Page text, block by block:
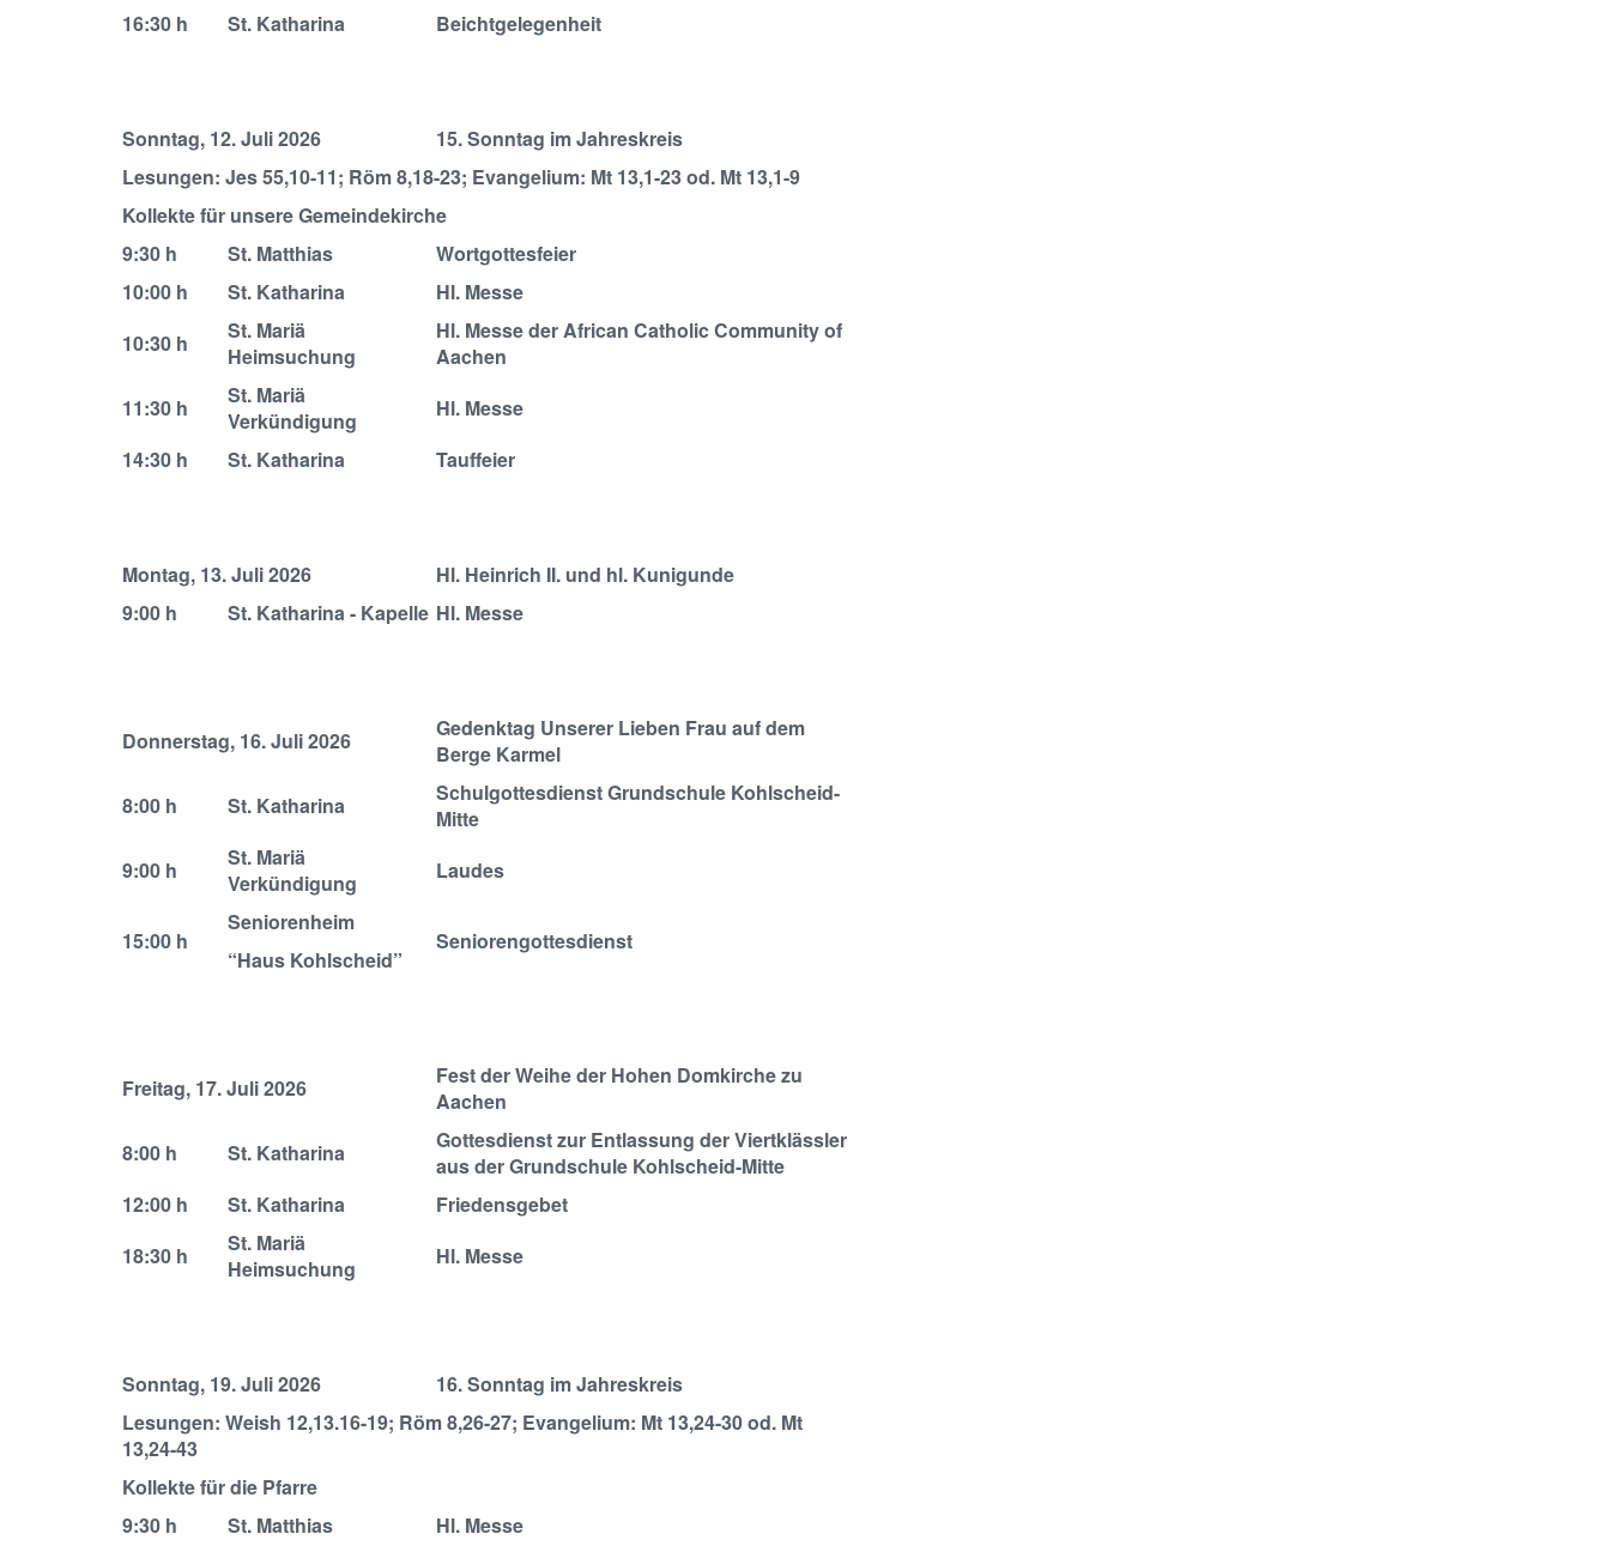
16:30 h
St. Katharina Beichtgelegenheit
Sonntag, 12. Juli 2026
15. Sonntag im Jahreskreis
Lesungen: Jes 55,10-11; Röm 8,18-23; Evangelium: Mt 13,1-23 od. Mt 13,1-9
Kollekte für unsere Gemeindekirche
9:30 h
St. Matthias
Wortgottesfeier
10:00 h
St. Katharina
Hl. Messe
10:30 h
St. Mariä
Heimsuchung
Hl. Messe der African Catholic Community of
Aachen
11:30 h
St. Mariä
Verkündigung
Hl. Messe
14:30 h
St. Katharina Tauffeier
Montag, 13. Juli 2026
Hl. Heinrich II. und hl. Kunigunde
9:00 h
St. Katharina - Kapelle Hl. Messe
Donnerstag, 16. Juli 2026
Gedenktag Unserer Lieben Frau auf dem
Berge Karmel
8:00 h
St. Katharina
Schulgottesdienst Grundschule Kohlscheid-
Mitte
9:00 h
St. Mariä
Verkündigung
Laudes
15:00 h
Seniorenheim
“Haus Kohlscheid”
Seniorengottesdienst
Freitag, 17. Juli 2026
Fest der Weihe der Hohen Domkirche zu
Aachen
8:00 h
St. Katharina
Gottesdienst zur Entlassung der Viertklässler
aus der Grundschule Kohlscheid-Mitte
12:00 h
St. Katharina
Friedensgebet
18:30 h
St. Mariä
Heimsuchung
Hl. Messe
Sonntag, 19. Juli 2026
16. Sonntag im Jahreskreis
Lesungen: Weish 12,13.16-19; Röm 8,26-27; Evangelium: Mt 13,24-30 od. Mt
13,24-43
Kollekte für die Pfarre
9:30 h
St. Matthias
Hl. Messe